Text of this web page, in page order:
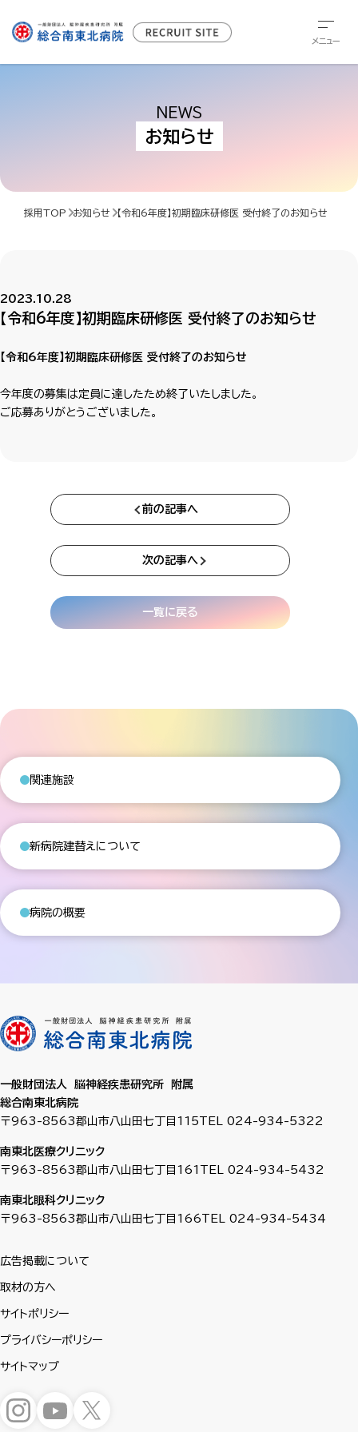
メニュー
NEWS
お知らせ
採用TOP お知らせ 【令和6年度】初期臨床研修医 受付終了のお知らせ
2023.10.28
【令和6年度】初期臨床研修医 受付終了のお知らせ
【令和6年度】初期臨床研修医 受付終了のお知らせ
今年度の募集は定員に達したため終了いたしました。
ご応募ありがとうございました。
前の記事へ
次の記事へ
一覧に戻る
関連施設
新病院建替えについて
病院の概要
一般財団法人 脳神経疾患研究所 附属
総合南東北病院
〒963-8563郡山市八山田七丁目115 TEL 024-934-5322
南東北医療クリニック
〒963-8563郡山市八山田七丁目161 TEL 024-934-5432
南東北眼科クリニック
〒963-8563郡山市八山田七丁目166 TEL 024-934-5434
広告掲載について
取材の方へ
サイトポリシー
プライバシーポリシー
サイトマップ